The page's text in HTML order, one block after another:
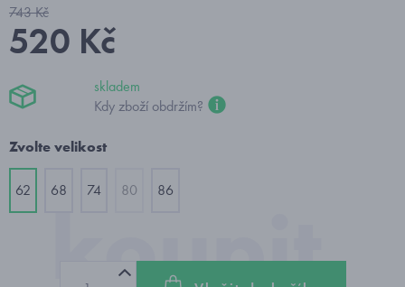
743 Kč
520 Kč
skladem
Kdy zboží obdržím?
Zvolte velikost
62 68 74 80 86